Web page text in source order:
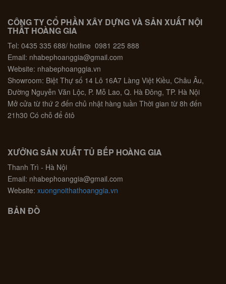
CÔNG TY CỔ PHẦN XÂY DỰNG VÀ SẢN XUẤT NỘI
THẤT HOÀNG GIA
Tel: 0435 335 688/ hotline 0981 225 888
Email: nhabephoanggia@gmail.com
Website: nhabephoanggia.vn
Showroom: Biệt Thự số 14 Lô 16A7 Làng Việt Kiều, Châu Âu,
Đường Nguyễn Văn Lộc, P. Mỗ Lao, Q. Hà Đông, TP. Hà Nội
Mở cửa từ thứ 2 đến chủ nhật hàng tuần Thời gian từ 8h đến
21h30 Có chỗ để ôtô
XƯỞNG SẢN XUẤT TỦ BẾP HOÀNG GIA
Thanh Trì - Hà Nội
Email: nhabephoanggia@gmail.com
Website: xuongnoithathoanggia.vn
BẢN ĐỒ